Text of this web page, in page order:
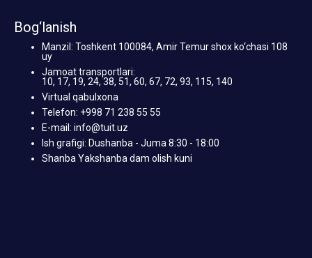
Bog‘lanish
Manzil: Toshkent 100084, Amir Temur shox ko‘chasi 108
uy
Jamoat transportlari:
10, 17, 19, 24, 38, 51, 60, 67, 72, 93, 115, 140
Virtual qabulxona
Telefon: +998 71 238 55 55
E-mail: info@tuit.uz
Ish grafigi: Dushanba - Juma 8:30 - 18:00
Shanba Yakshanba dam olish kuni